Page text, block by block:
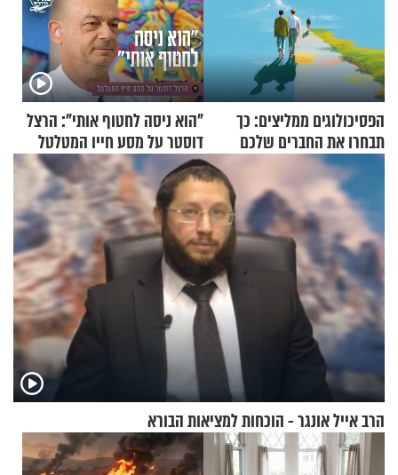
הפסיכולוגים ממליצים: כך
תבחרו את החברים שלכם
בחיים
"הוא ניסה לחטוף אותי": הרצל
דוסטר על מסע חייו המטלטל
הרב אייל אונגר - הוכחות למציאות הבורא